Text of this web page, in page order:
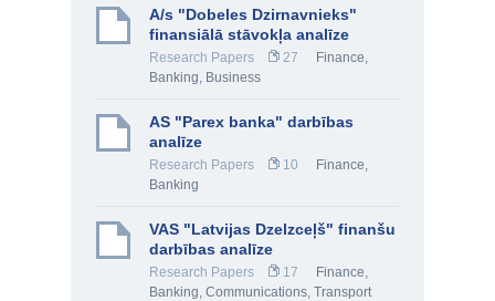
A/s "Dobeles Dzirnavnieks"
finansiālā stāvokļa analīze
Research Papers 27
Finance,
Banking, Business
AS "Parex banka" darbības
analīze
Research Papers 10
Finance,
Banking
VAS "Latvijas Dzelzceļš" finanšu
darbības analīze
Research Papers 17
Finance,
Banking, Communications, Transport